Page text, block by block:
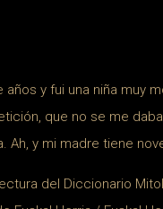
y fui una niña muy
que no se me
Ah, y mi madre tiene
del Diccionario